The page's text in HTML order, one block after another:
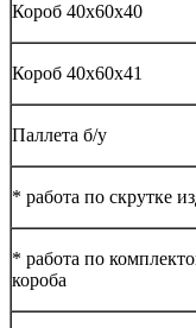
Короб 40х60х40
Короб 40х60х41
Паллета б/у
* работа по скрутке
* работа по
короба